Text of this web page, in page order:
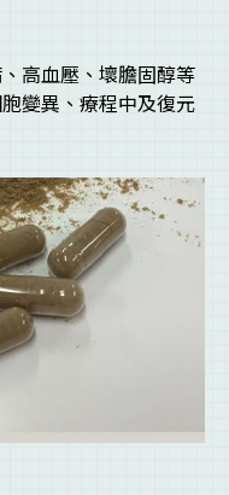
高血壓、壞膽固醇等
變異、療程中及復元